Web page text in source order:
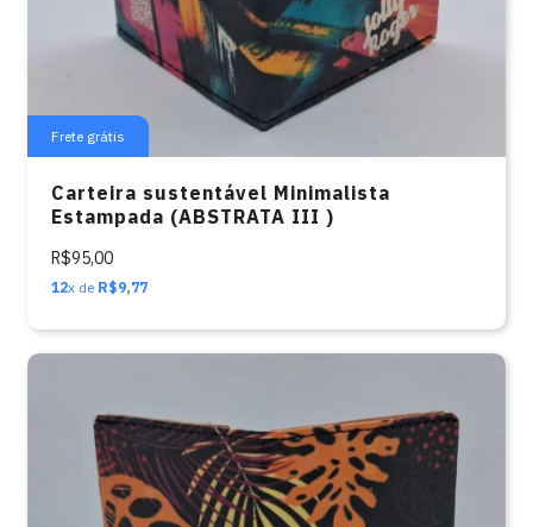
Frete grátis
Carteira sustentável Minimalista
Estampada (ABSTRATA III )
R$95,00
12x de R$9,77